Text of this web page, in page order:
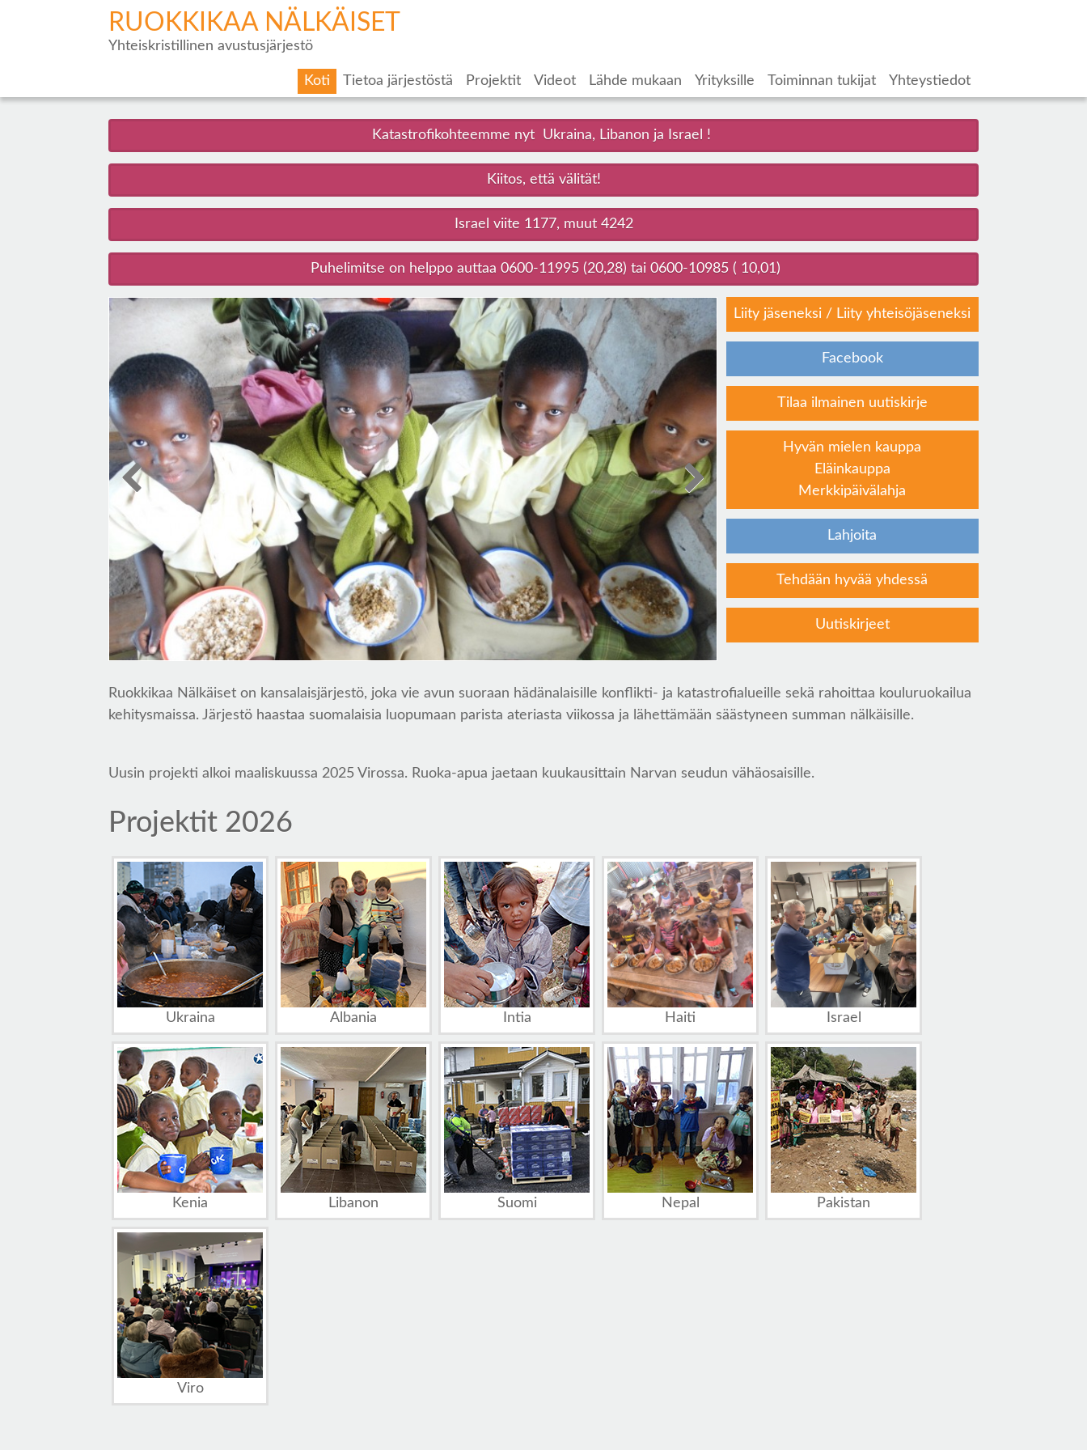
RUOKKIKAA NÄLKÄISET
Yhteiskristillinen avustusjärjestö
Koti Tietoa järjestöstä Projektit Videot Lähde mukaan Yrityksille Toiminnan tukijat Yhteystiedot
Katastrofikohteemme nyt Ukraina, Libanon ja Israel !
Kiitos, että välität!
Israel viite 1177, muut 4242
Puhelimitse on helppo auttaa 0600-11995 (20,28) tai 0600-10985 ( 10,01)
Liity jäseneksi / Liity yhteisöjäseneksi
Facebook
Tilaa ilmainen uutiskirje
Hyvän mielen kauppa
Eläinkauppa
Merkkipäivälahja
Lahjoita
Tehdään hyvää yhdessä
Uutiskirjeet
Ruokkikaa Nälkäiset on kansalaisjärjestö, joka vie avun suoraan hädänalaisille konflikti- ja katastrofialueille sekä rahoittaa kouluruokailua
kehitysmaissa. Järjestö haastaa suomalaisia luopumaan parista ateriasta viikossa ja lähettämään säästyneen summan nälkäisille.
Uusin projekti alkoi maaliskuussa 2025 Virossa. Ruoka-apua jaetaan kuukausittain Narvan seudun vähäosaisille.
Projektit 2026
Ukraina Albania Intia Haiti Israel
Kenia Libanon Suomi Nepal Pakistan
Viro